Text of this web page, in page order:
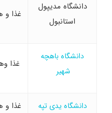
دانشگاه مدیپول
استانبول
غذا و
دانشگاه باهچه
شهیر
غذا
دانشگاه یدی تپه غذا و